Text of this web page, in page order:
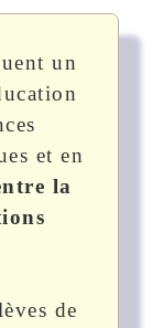
un
et en
la
de